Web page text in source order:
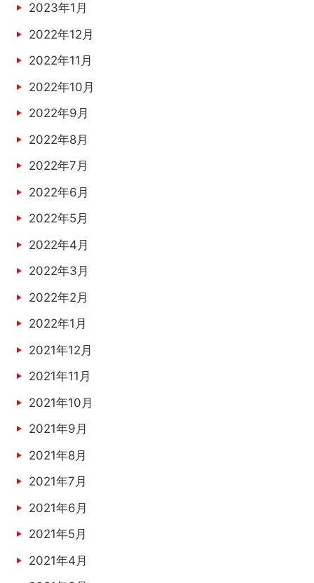
2023年1月
2022年12月
2022年11月
2022年10月
2022年9月
2022年8月
2022年7月
2022年6月
2022年5月
2022年4月
2022年3月
2022年2月
2022年1月
2021年12月
2021年11月
2021年10月
2021年9月
2021年8月
2021年7月
2021年6月
2021年5月
2021年4月